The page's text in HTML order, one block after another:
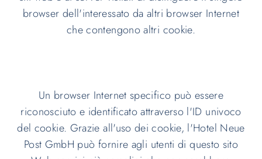
browser dell'interessato da altri browser Internet
che contengono altri cookie.
Un browser Internet specifico può essere
riconosciuto e identificato attraverso l'ID univoco
del cookie. Grazie all'uso dei cookie, l'Hotel Neue
Post GmbH può fornire agli utenti di questo sito